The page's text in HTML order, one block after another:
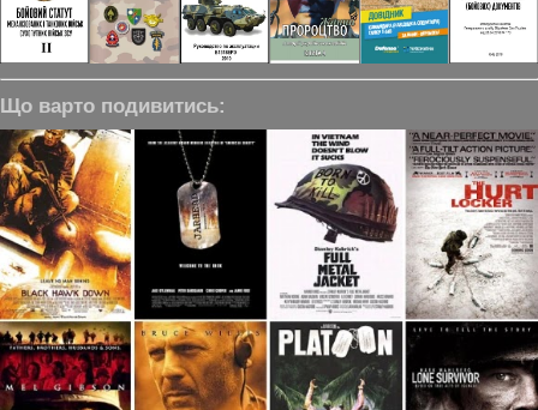
Що варто подивитись: